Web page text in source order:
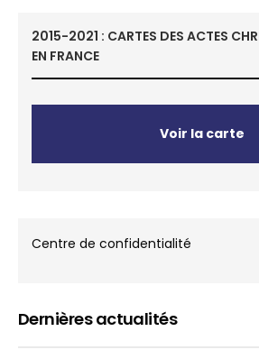
2015-2021 : CARTES DES ACTES
EN FRANCE
Voir la carte
Centre de confidentialité
Dernières actualités